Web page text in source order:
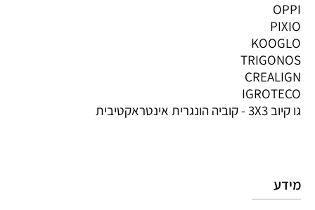
OPPI
PIXIO
KOOGLO
TRIGONOS
CREALIGN
IGROTECO
גו קיוב 3X3 - קוביה הונגרית אינטראקטיבית
מידע